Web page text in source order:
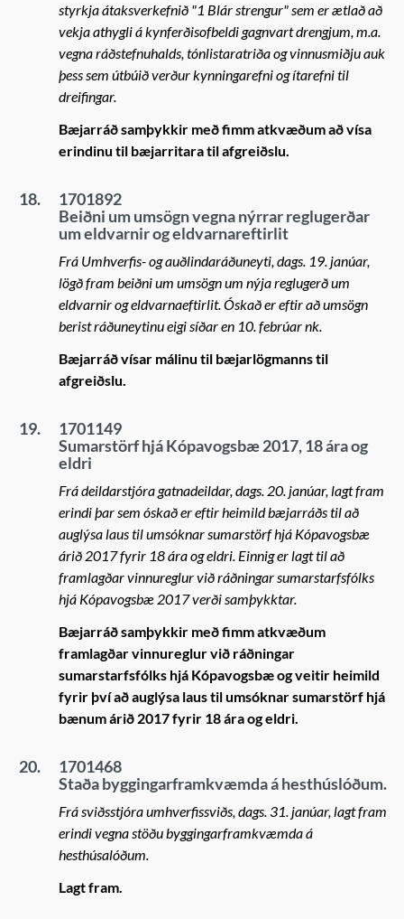
styrkja átaksverkefnið "1 Blár strengur" sem er ætlað að
vekja athygli á kynferðisofbeldi gagnvart drengjum, m.a.
vegna ráðstefnuhalds, tónlistaratriða og vinnusmiðju auk
þess sem útbúið verður kynningarefni og ítarefni til
dreifingar.
Bæjarráð samþykkir með fimm atkvæðum að vísa
erindinu til bæjarritara til afgreiðslu.
18.
1701892
Beiðni um umsögn vegna nýrrar reglugerðar
um eldvarnir og eldvarnareftirlit
Frá Umhverfis- og auðlindaráðuneyti, dags. 19. janúar,
lögð fram beiðni um umsögn um nýja reglugerð um
eldvarnir og eldvarnaeftirlit. Óskað er eftir að umsögn
berist ráðuneytinu eigi síðar en 10. febrúar nk.
Bæjarráð vísar málinu til bæjarlögmanns til
afgreiðslu.
19.
1701149
Sumarstörf hjá Kópavogsbæ 2017, 18 ára og
eldri
Frá deildarstjóra gatnadeildar, dags. 20. janúar, lagt fram
erindi þar sem óskað er eftir heimild bæjarráðs til að
auglýsa laus til umsóknar sumarstörf hjá Kópavogsbæ
árið 2017 fyrir 18 ára og eldri. Einnig er lagt til að
framlagðar vinnureglur við ráðningar sumarstarfsfólks
hjá Kópavogsbæ 2017 verði samþykktar.
Bæjarráð samþykkir með fimm atkvæðum
framlagðar vinnureglur við ráðningar
sumarstarfsfólks hjá Kópavogsbæ og veitir heimild
fyrir því að auglýsa laus til umsóknar sumarstörf hjá
bænum árið 2017 fyrir 18 ára og eldri.
20.
1701468
Staða byggingarframkvæmda á hesthúslóðum.
Frá sviðsstjóra umhverfissviðs, dags. 31. janúar, lagt fram
erindi vegna stöðu byggingarframkvæmda á
hesthúsalóðum.
Lagt fram.